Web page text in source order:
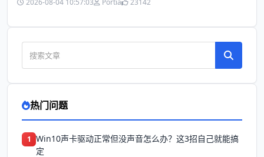
2026-08-04 10:57:03 Portia 23142
热门问题
1 Win10声卡驱动正常但没声音怎么办？这3招自己就能搞
定